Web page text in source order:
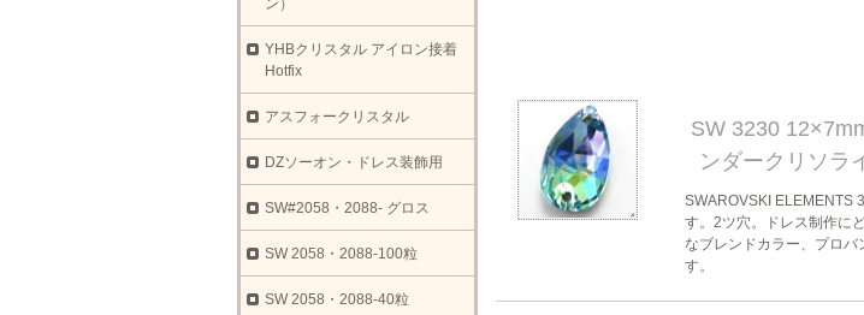
SW 3230
ンダークリソラ
SWAROVSKI ELEMENTS
す。2ツ穴。ドレス制作に
なブレンドカラー、プロ
す。
ン）
YHBクリスタル アイロン接着
Hotfix
アスフォークリスタル
DZソーオン・ドレス装飾用
SW#2058・2088- グロス
SW 2058・2088-100粒
SW 2058・2088-40粒